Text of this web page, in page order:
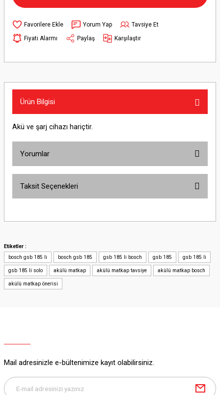
Yorum Yap
Tavsiye Et
Fiyatı Alarmı
Paylaş Karşılaştır
Ürün Bilgisi
Akü ve şarj cihazı hariçtir.
Yorumlar
Yorum Yaz
Taksit Seçenekleri
Etiketler :
bosch gsb 185 li
bosch gsb 185 gsb 185 li bosch gsb 185 gsb 185 li
gsb 185 li solo akülü matkap akülü matkap tavsiye akülü matkap bosch
akülü matkap önerisi
Mail adresinizle e-bültenimize kayıt olabilirsiniz.